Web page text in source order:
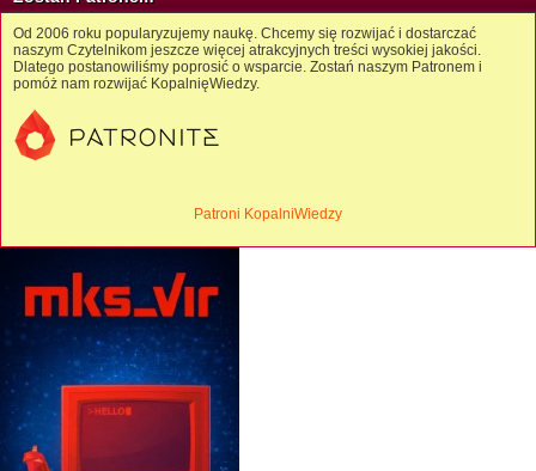
Od 2006 roku popularyzujemy naukę. Chcemy się rozwijać i dostarczać
naszym Czytelnikom jeszcze więcej atrakcyjnych treści wysokiej jakości.
Dlatego postanowiliśmy poprosić o wsparcie. Zostań naszym Patronem i
pomóż nam rozwijać KopalnięWiedzy.
Patroni KopalniWiedzy